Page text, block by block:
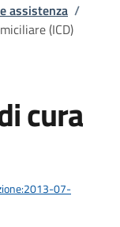
assistenza /
(ICD)
cura
07-